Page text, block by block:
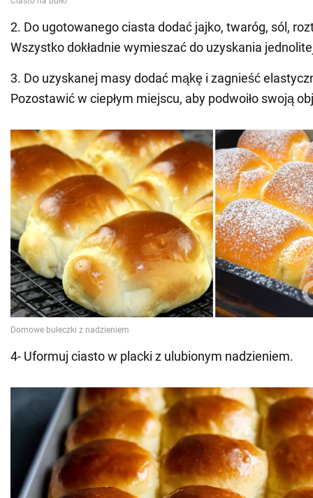
2. Do ugotowanego ciasta dodać jajko, twaróg, sól,
Wszystko dokładnie wymieszać do uzyskania
3. Do uzyskanej masy dodać mąkę i zagnieść
Pozostawić w ciepłym miejscu, aby podwoiło swoją
4- Uformuj ciasto w placki z ulubionym nadzieniem.